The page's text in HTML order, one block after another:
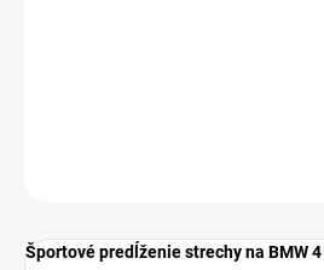
Športové predĺženie strechy na BMW